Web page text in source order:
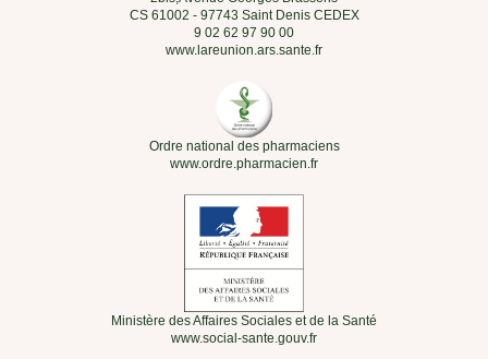
CS 61002 - 97743 Saint Denis CEDEX
9 02 62 97 90 00
www.lareunion.ars.sante.fr
Ordre national des pharmaciens
www.ordre.pharmacien.fr
Ministère des Affaires Sociales et de la Santé
www.social-sante.gouv.fr